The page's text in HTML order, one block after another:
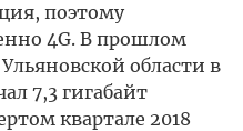
поэтому
4G. В прошлом
области в
7,3 гигабайт
квартале 2018